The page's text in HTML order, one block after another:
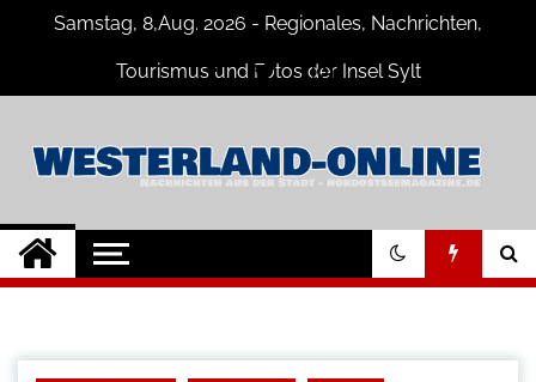
Samstag, 8,Aug. 2026 - Regionales, Nachrichten,
Tourismus und Fotos der Insel Sylt
Westerland-online
Neuigkeiten und Nachrichten von der
Insel Sylt und Westerland